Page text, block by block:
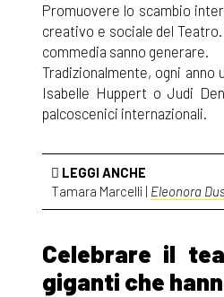
Promuovere lo scambio
creativo e sociale del
commedia sanno generare.
Tradizionalmente, ogni
Isabelle Huppert o Judi
palcoscenici internazionali.
LEGGI ANCHE
Tamara Marcelli | Eleonora
Celebrare il
giganti che